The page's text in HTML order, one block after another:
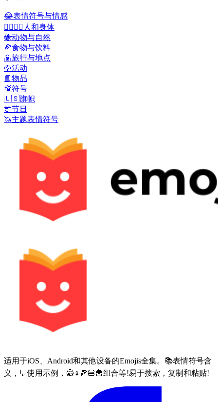
😂表情符号与情感
👩‍❤️‍💋‍👨 人和身体
🐝动物与自然
🍕食物与饮料
🌇旅行与地点
🥎活动
📙物品
💯符号
🇺🇸旗帜
🎊节日
🦄主题表情符号
适用于iOS、Android和其他设备的Emojis全集。📚表情符号含
义，💬使用示例，🙅♀🍕🍔🍟组合等!易于搜索，复制和粘贴!